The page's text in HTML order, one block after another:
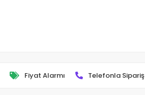
Fiyat Alarmı Telefonla Sipariş